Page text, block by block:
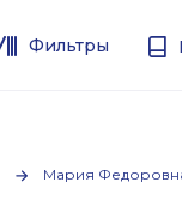
Фильтры
Мария